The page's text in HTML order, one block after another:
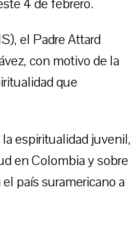
4 de febrero.
el Padre Attard
con motivo de la
que
espiritualidad juvenil,
en Colombia y sobre
país suramericano a